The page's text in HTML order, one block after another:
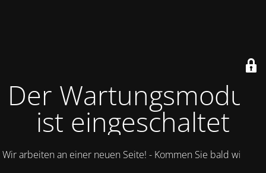
Der Wartungsmodus
ist eingeschaltet
Wir arbeiten an einer neuen Seite! - Kommen Sie bald wieder.